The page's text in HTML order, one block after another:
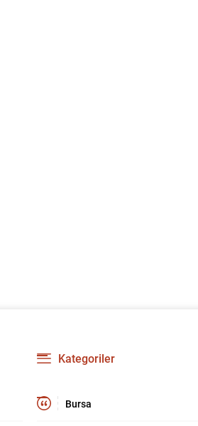
Kategoriler
Bursa